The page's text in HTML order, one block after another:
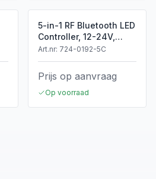
5-in-1 RF Bluetooth LED
Controller, 12-24V,
5x4A, 240/480W
Art.nr: 724-0192-5C
Prijs op aanvraag
Op voorraad